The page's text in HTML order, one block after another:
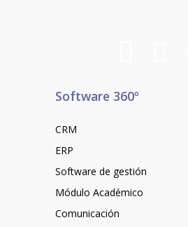
Software 360º
CRM
ERP
Software de gestión
Módulo Académico
Comunicación